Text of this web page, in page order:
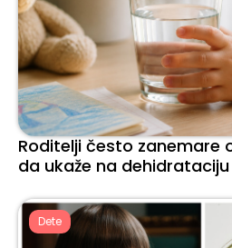
Roditelji često zanemare
da ukaže na
Dete